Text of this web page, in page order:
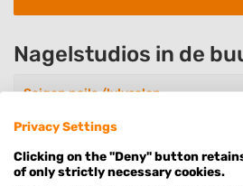
Nagelstudios in de
Saigon nails /lylysalon
5211SX 's-Hertogenbosch
Op 0,83 km afstand
Privacy Settings
Clicking on the "Deny" button
of only strictly necessary cookies.